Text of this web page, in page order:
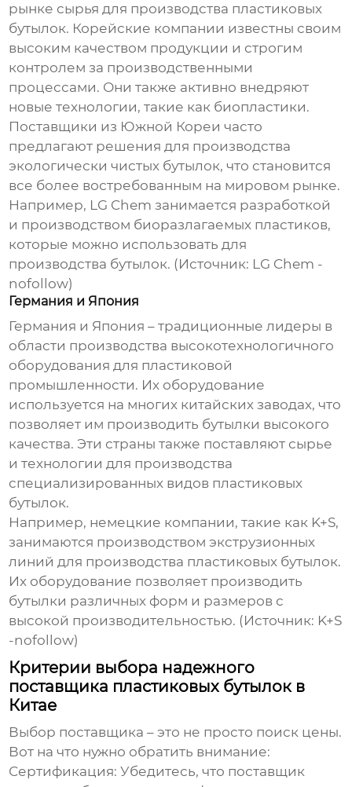
рынке сырья для производства пластиковых
бутылок. Корейские компании известны своим
высоким качеством продукции и строгим
контролем за производственными
процессами. Они также активно внедряют
новые технологии, такие как биопластики.
Поставщики из Южной Кореи часто
предлагают решения для производства
экологически чистых бутылок, что становится
все более востребованным на мировом рынке.
Например, LG Chem занимается разработкой
и производством биоразлагаемых пластиков,
которые можно использовать для
производства бутылок. (Источник: LG Chem -
nofollow)
Германия и Япония
Германия и Япония – традиционные лидеры в
области производства высокотехнологичного
оборудования для пластиковой
промышленности. Их оборудование
используется на многих китайских заводах, что
позволяет им производить бутылки высокого
качества. Эти страны также поставляют сырье
и технологии для производства
специализированных видов пластиковых
бутылок.
Например, немецкие компании, такие как K+S,
занимаются производством экструзионных
линий для производства пластиковых бутылок.
Их оборудование позволяет производить
бутылки различных форм и размеров с
высокой производительностью. (Источник: K+S
-nofollow)
Критерии выбора надежного
поставщика пластиковых бутылок в
Китае
Выбор поставщика – это не просто поиск цены.
Вот на что нужно обратить внимание:
Сертификация: Убедитесь, что поставщик